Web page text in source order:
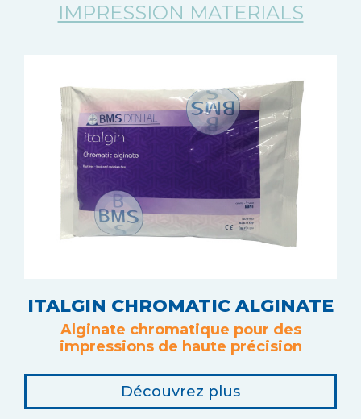
IMPRESSION MATERIALS
ITALGIN CHROMATIC ALGINATE
Alginate chromatique pour des
impressions de haute précision
Découvrez plus